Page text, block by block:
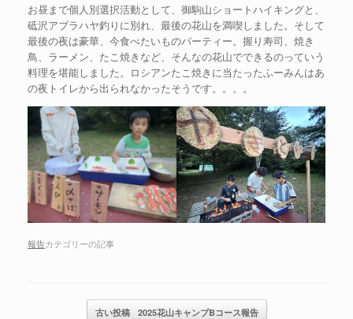
お昼まで個人別選択活動として、御駒山ショートハイキングと、
砥沢アブラハヤ釣りに別れ、最後の花山を満喫しました。そして
最後の夜は豪華、今食べたいものパーティー。握り寿司、焼き
鳥、ラーメン、たこ焼きなど、そんなの花山でできるのっていう
料理を堪能しました。ロシアンたこ焼きに当たったふーみんはあ
の夜トイレから出られなかったそうです。。。。
報告カテゴリーの記事
記事のナビゲーション
古い投稿 2025花山キャンプBコース報告